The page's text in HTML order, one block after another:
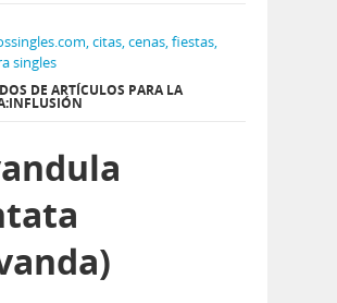
DE ARTÍCULOS PARA LA